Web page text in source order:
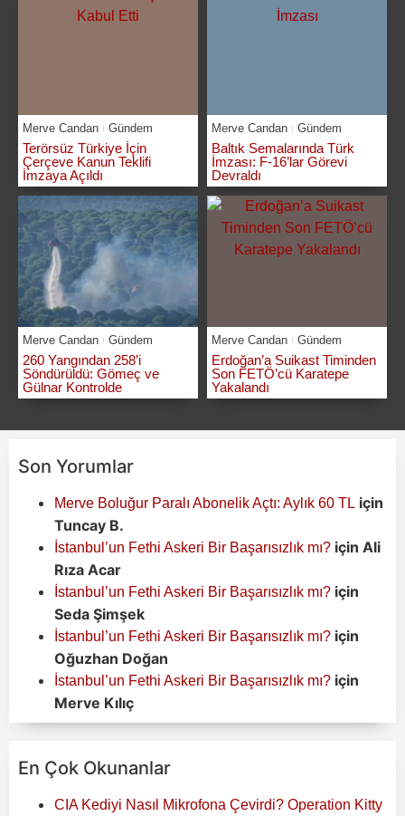
Merve Candan Gündem
Terörsüz Türkiye İçin
Çerçeve Kanun Teklifi
İmzaya Açıldı
Merve Candan Gündem
Baltık Semalarında Türk
İmzası: F-16’lar Görevi
Devraldı
Merve Candan Gündem
260 Yangından 258’i
Söndürüldü: Gömeç ve
Gülnar Kontrolde
Merve Candan Gündem
Erdoğan’a Suikast Timinden
Son FETÖ’cü Karatepe
Yakalandı
Son Yorumlar
Merve Boluğur Paralı Abonelik Açtı: Aylık 60 TL için
Tuncay B.
İstanbul’un Fethi Askeri Bir Başarısızlık mı? için Ali
Rıza Acar
İstanbul’un Fethi Askeri Bir Başarısızlık mı? için
Seda Şimşek
İstanbul’un Fethi Askeri Bir Başarısızlık mı? için
Oğuzhan Doğan
İstanbul’un Fethi Askeri Bir Başarısızlık mı? için
Merve Kılıç
En Çok Okunanlar
CIA Kediyi Nasıl Mikrofona Çevirdi? Operation Kitty